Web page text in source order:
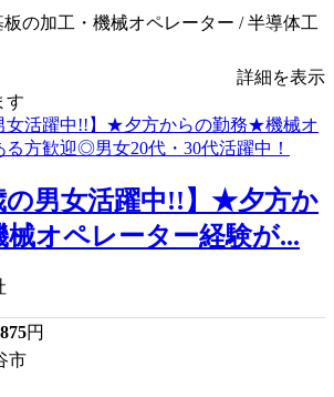
板の加工・機械オペレーター / 半導体工
詳細を表示
す
の男女活躍中!!】★夕方か
オペレーター経験が...
円
市